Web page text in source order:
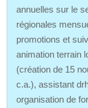
annuelles sur le
régionales
promotions et
animation terrain
(création de 15
c.a.), assistant
organisation de